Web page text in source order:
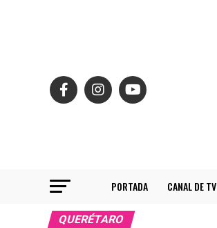
PORTADA CANAL DE TV
QUERÉTARO